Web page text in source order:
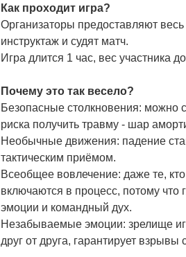
Как проходит игра?
Организаторы предоставляют
инструктаж и судят матч.
Игра длится 1 час, вес участника
Почему это так весело?
Безопасные столкновения: можно
риска получить травму - шар
Необычные движения: падение
тактическим приёмом.
Всеобщее вовлечение: даже те,
включаются в процесс, потому что
эмоции и командный дух.
Незабываемые эмоции: зрелище
друг от друга, гарантирует взрывы